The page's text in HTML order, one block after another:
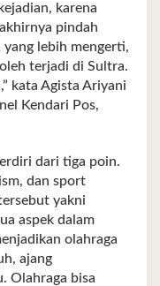
karena
pindah
lebih mengerti,
terjadi di Sultra.
kata Agista Ariyani
Kendari Pos,
dari tiga poin.
dan sport
yakni
aspek dalam
olahraga
ajang
Olahraga bisa